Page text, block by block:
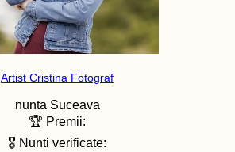
Artist Cristina Fotograf
nunta Suceava
🏆 Premii:
🎖️ Nunti verificate: